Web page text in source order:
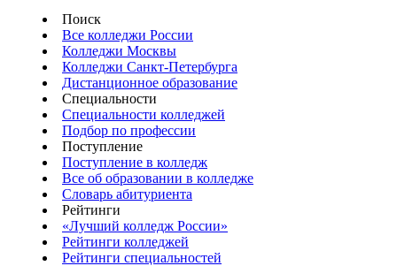
Поиск
Все колледжи России
Колледжи Москвы
Колледжи Санкт-Петербурга
Дистанционное образование
Специальности
Специальности колледжей
Подбор по профессии
Поступление
Поступление в колледж
Все об образовании в колледже
Словарь абитуриента
Рейтинги
«Лучший колледж России»
Рейтинги колледжей
Рейтинги специальностей